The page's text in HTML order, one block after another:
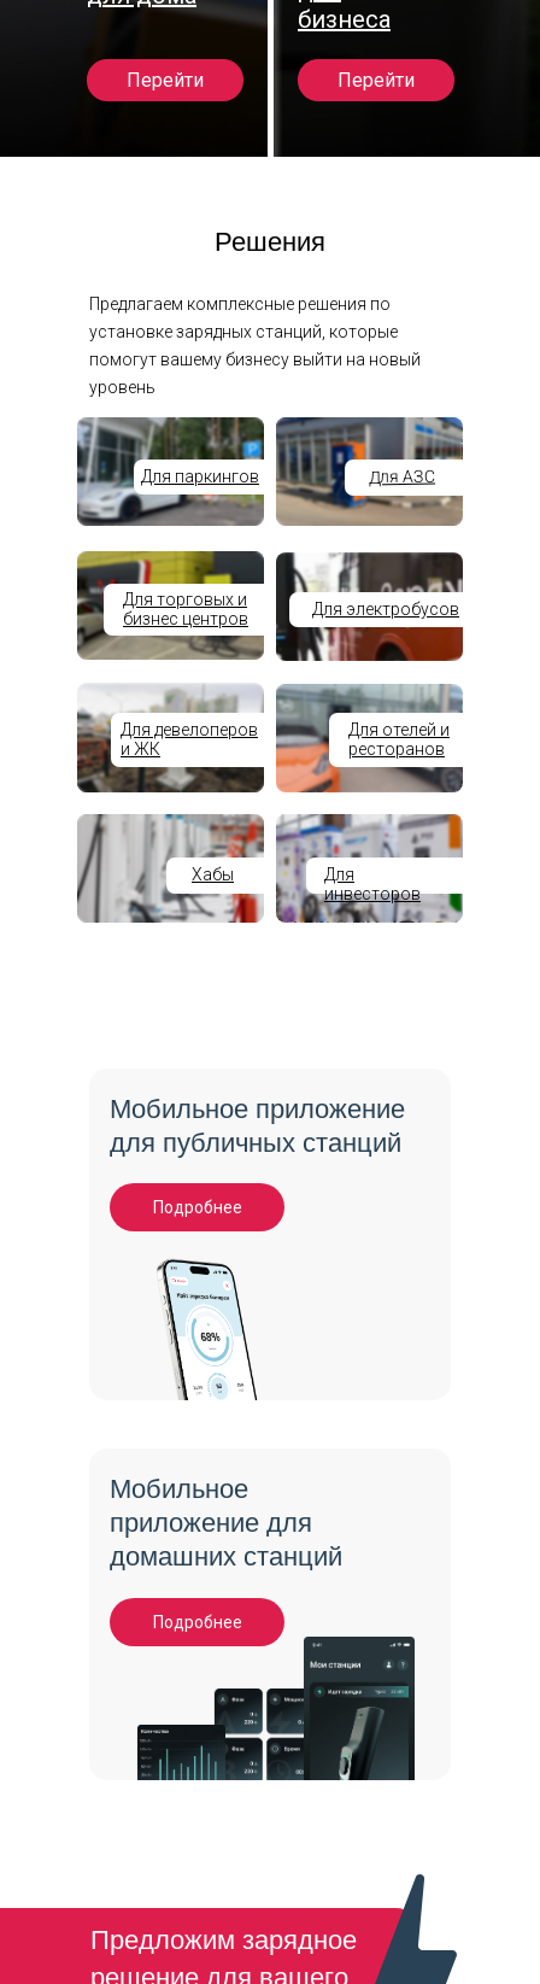
бизнеса
Перейти Перейти
Решения
Предлагаем комплексные решения по
установке зарядных станций, которые
помогут вашему бизнесу выйти на новый
уровень
Для торговых и
бизнес центров
Для девелоперов
и ЖК
Для АЗС
Хабы
Для паркингов
Для электробусов
Для отелей и
ресторанов
Для
инвесторов
Мобильное приложение
для публичных станций
Подробнее
Мобильное
приложение для
домашних станций
Подробнее
Предложим зарядное
решение для вашего